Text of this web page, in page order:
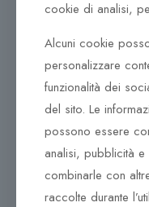
Le nuove
esplorazione del
sposandosi con i
gioielli unici e
Veri protagonisti
donna che li indossa
e, allo stesso
DonnaOro nasce da
cookie di analisi,
Alcuni cookie
personalizzare
funzionalità dei
del sito. Le
possono essere
analisi, pubblicità
combinarle con
raccolte durante